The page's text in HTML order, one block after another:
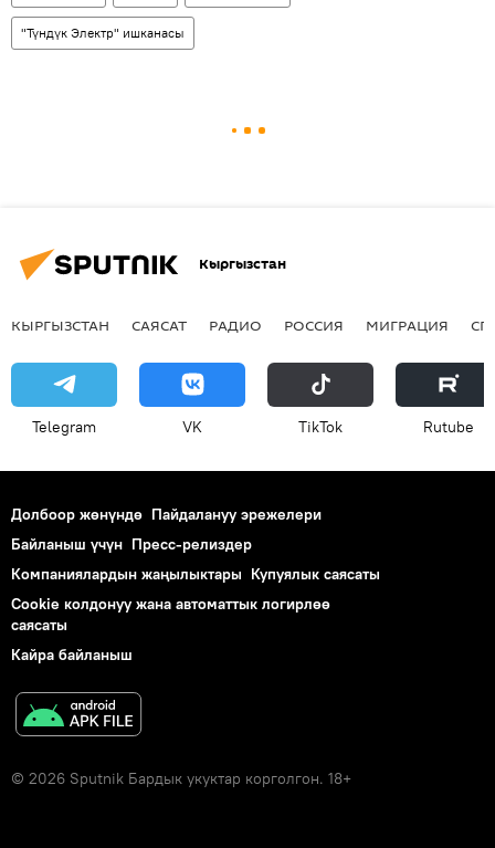
"Түндүк Электр" ишканасы
Кыргызстан
КЫРГЫЗСТАН САЯСАТ РАДИО РОССИЯ МИГРАЦИЯ
Telegram VK ТikТоk Rutube
Долбоор жөнүндө Пайдалануу эрежелери
Байланыш үчүн Пресс-релиздер
Компаниялардын жаңылыктары Купуялык саясаты
Cookie колдонуу жана автоматтык логирлөө
саясаты
Кайра байланыш
© 2026 Sputnik Бардык укуктар корголгон. 18+